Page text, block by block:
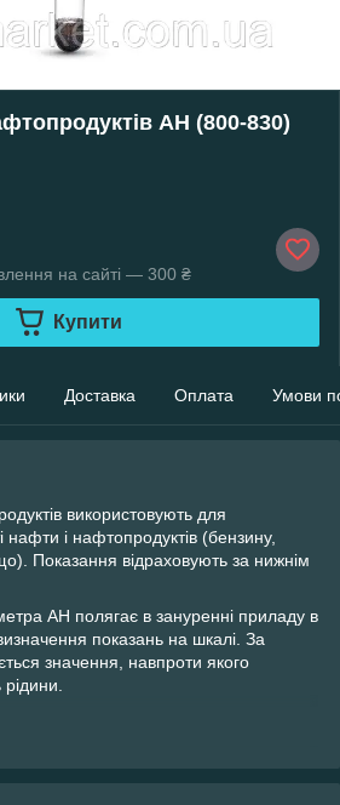
АН (800-830)
на сайті — 300 ₴
Купити
Доставка Оплата Умови
використовують для
нафти і нафтопродуктів (бензину,
Показання відраховують за нижнім
АН полягає в зануренні приладу в
показань на шкалі. За
значення, навпроти якого